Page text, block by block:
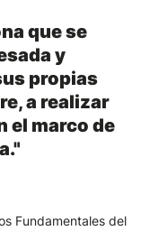
que se
y
propias
a realizar
el marco de
Fundamentales del